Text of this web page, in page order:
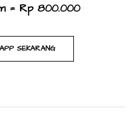
= Rp 800.000
SEKARANG